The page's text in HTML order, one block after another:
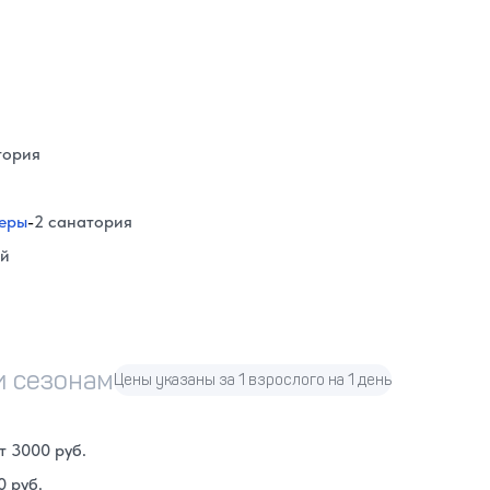
-2 санатория
сезонам Цены указаны за 1 взрослого на 1 день
3000 руб.
руб.